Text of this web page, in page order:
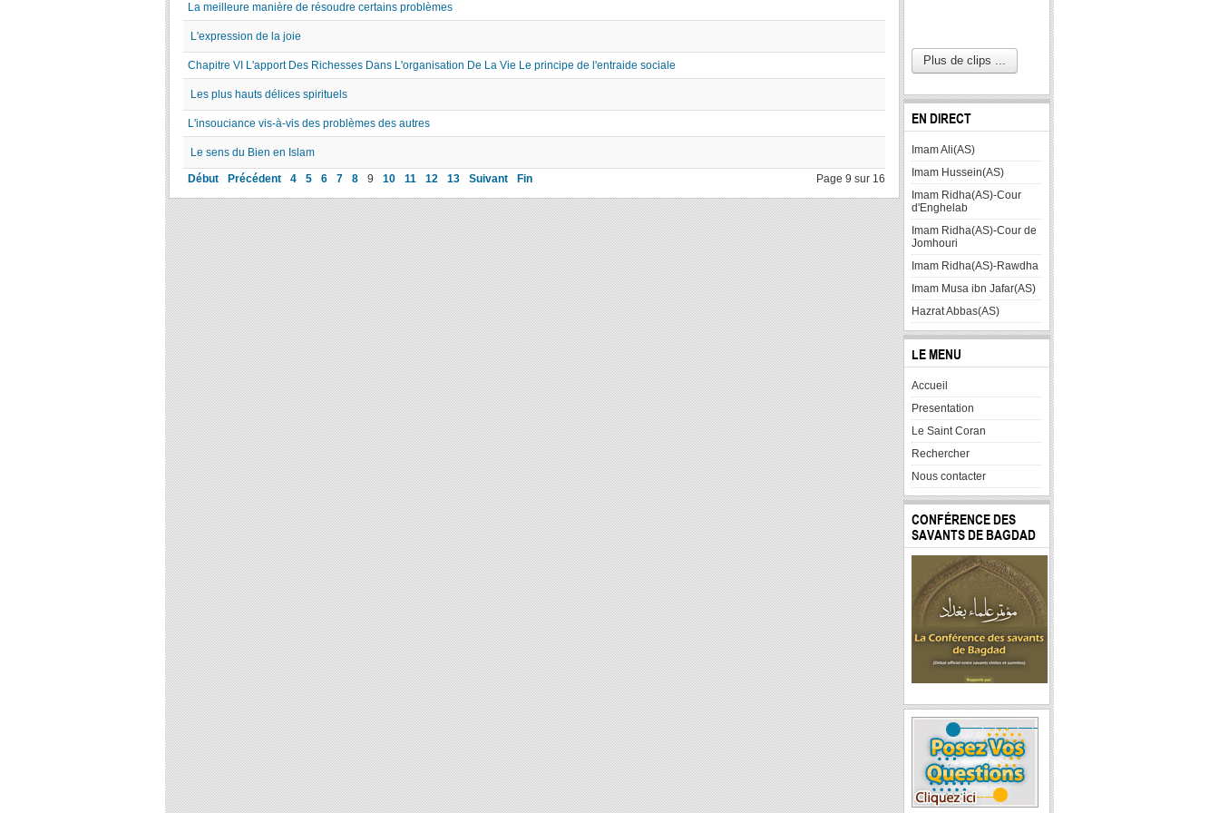
La meilleure manière de résoudre certains problèmes
L'expression de la joie
Chapitre VI L'apport Des Richesses Dans L'organisation De La Vie Le principe de l'entraide sociale
Les plus hauts délices spirituels
L'insouciance vis-à-vis des problèmes des autres
Le sens du Bien en Islam
Page 9 sur 16
Début Précédent 4 5 6 7 8 9 10 11 12 13 Suivant Fin
Plus de clips ...
EN DIRECT
Imam Ali(AS)
Imam Hussein(AS)
Imam Ridha(AS)-Cour
d'Enghelab
Imam Ridha(AS)-Cour de
Jomhouri
Imam Ridha(AS)-Rawdha
Imam Musa ibn Jafar(AS)
Hazrat Abbas(AS)
LE MENU
Accueil
Presentation
Le Saint Coran
Rechercher
Nous contacter
CONFÉRENCE DES
SAVANTS DE BAGDAD